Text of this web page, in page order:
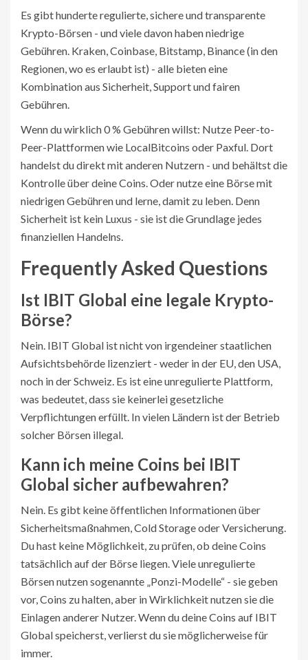
Es gibt hunderte regulierte, sichere und transparente
Krypto-Börsen - und viele davon haben niedrige
Gebühren. Kraken, Coinbase, Bitstamp, Binance (in den
Regionen, wo es erlaubt ist) - alle bieten eine
Kombination aus Sicherheit, Support und fairen
Gebühren.
Wenn du wirklich 0 % Gebühren willst: Nutze Peer-to-
Peer-Plattformen wie LocalBitcoins oder Paxful. Dort
handelst du direkt mit anderen Nutzern - und behältst die
Kontrolle über deine Coins. Oder nutze eine Börse mit
niedrigen Gebühren und lerne, damit zu leben. Denn
Sicherheit ist kein Luxus - sie ist die Grundlage jedes
finanziellen Handelns.
Frequently Asked Questions
Ist IBIT Global eine legale Krypto-
Börse?
Nein. IBIT Global ist nicht von irgendeiner staatlichen
Aufsichtsbehörde lizenziert - weder in der EU, den USA,
noch in der Schweiz. Es ist eine unregulierte Plattform,
was bedeutet, dass sie keinerlei gesetzliche
Verpflichtungen erfüllt. In vielen Ländern ist der Betrieb
solcher Börsen illegal.
Kann ich meine Coins bei IBIT
Global sicher aufbewahren?
Nein. Es gibt keine öffentlichen Informationen über
Sicherheitsmaßnahmen, Cold Storage oder Versicherung.
Du hast keine Möglichkeit, zu prüfen, ob deine Coins
tatsächlich auf der Börse liegen. Viele unregulierte
Börsen nutzen sogenannte „Ponzi-Modelle“ - sie geben
vor, Coins zu halten, aber in Wirklichkeit nutzen sie die
Einlagen anderer Nutzer. Wenn du deine Coins auf IBIT
Global speicherst, verlierst du sie möglicherweise für
immer.